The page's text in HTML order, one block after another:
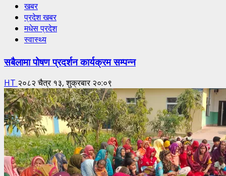
खबर
प्रदेश खबर
मधेस प्रदेश
स्वास्थ्य
सबैलामा पोषण प्रदर्शन कार्यक्रम सम्पन्न
HT २०८२ चैत्र १३, शुक्रबार २०:०९